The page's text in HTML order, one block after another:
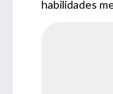
habilidades